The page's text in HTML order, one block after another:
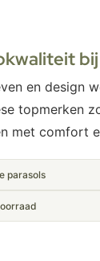
bij
en design
topmerken
met comfort
parasols